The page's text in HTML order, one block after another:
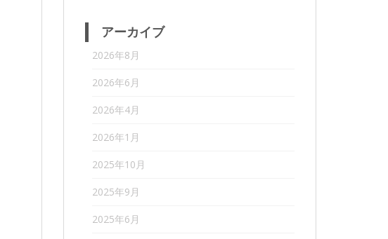
アーカイブ
2026年8月
2026年6月
2026年4月
2026年1月
2025年10月
2025年9月
2025年6月